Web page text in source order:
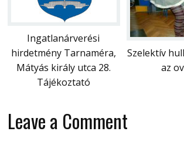
Ingatlanárverési
hirdetmény Tarnaméra,
Mátyás király utca 28.
Szelektív
az
Tájékoztató
Leave a Comment